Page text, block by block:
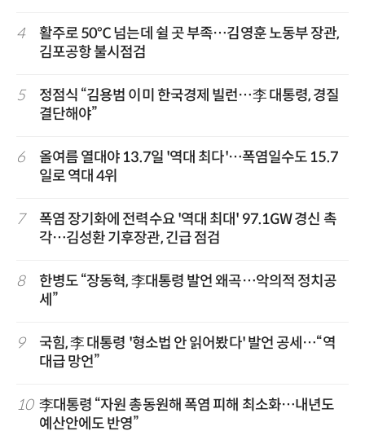
4
활주로 50℃ 넘는데 쉴 곳 부족…김영훈 노동부 장관,
김포공항 불시점검
5
정점식 “김용범 이미 한국경제 빌런…李 대통령, 경질
결단해야”
6
올여름 열대야 13.7일 '역대 최다'…폭염일수도 15.7
일로 역대 4위
7
폭염 장기화에 전력수요 '역대 최대' 97.1GW 경신 촉
각…김성환 기후장관, 긴급 점검
8
한병도 “장동혁, 李대통령 발언 왜곡…악의적 정치공
세”
9
국힘, 李 대통령 '형소법 안 읽어봤다' 발언 공세…“역
대급 망언”
10 李대통령 “자원 총동원해 폭염 피해 최소화…내년도
예산안에도 반영”